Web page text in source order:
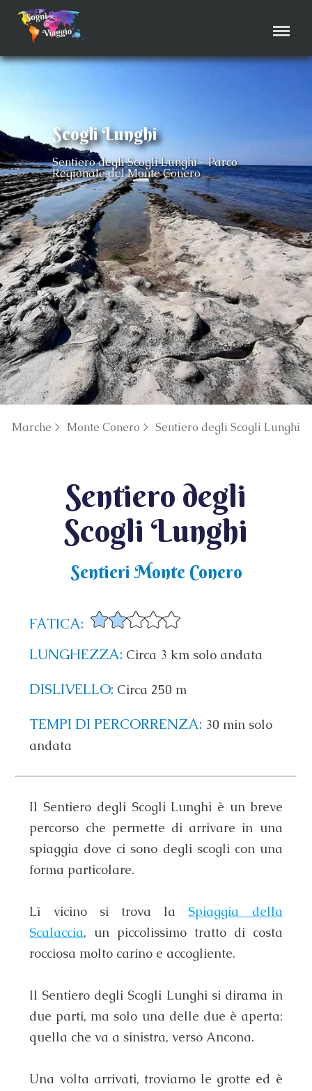
Scogli Lunghi
Sentiero degli Scogli Lunghi - Parco
Regionale del Monte Conero
Marche > Monte Conero > Sentiero degli Scogli Lunghi
Sentiero degli
Scogli Lunghi
Sentieri Monte Conero
FATICA:
LUNGHEZZA: Circa 3 km solo andata
DISLIVELLO: Circa 250 m
TEMPI DI PERCORRENZA: 30 min solo
andata
Il Sentiero degli Scogli Lunghi è un breve
percorso che permette di arrivare in una
spiaggia dove ci sono degli scogli con una
forma particolare.
Lì vicino si trova la Spiaggia della
Scalaccia, un piccolissimo tratto di costa
rocciosa molto carino e accogliente.
Il Sentiero degli Scogli Lunghisi dirama in
due parti, ma solo una delle due è aperta:
quella che va a sinistra, versoAncona.
Una volta arrivati, troviamo le grotte ed è